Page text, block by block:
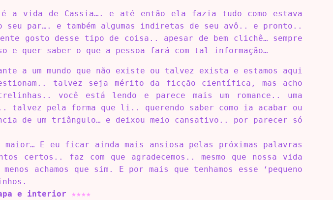
é a vida de Cassia…. e até então ela fazia tudo como estava
par…. e também algumas indiretas de seu avô.. e pronto..
gosto desse tipo de coisa.. apesar de bem clichê… sempre
quer saber o que a pessoa fará com tal informação…
a um mundo que não existe ou talvez exista e estamos aqui
talvez seja mérito da ficção científica, mas acho
você está lendo e parece mais um romance.. uma
pela forma que li.. querendo saber como ia acabar ou
de um triângulo… e deixou meio cansativo.. por parecer só
E eu ficar ainda mais ansiosa pelas próximas palavras
certos.. faz com que agradecemos.. mesmo que nossa vida
achamos que sim. E por mais que tenhamos esse ‘pequeno
e interior ★★★★